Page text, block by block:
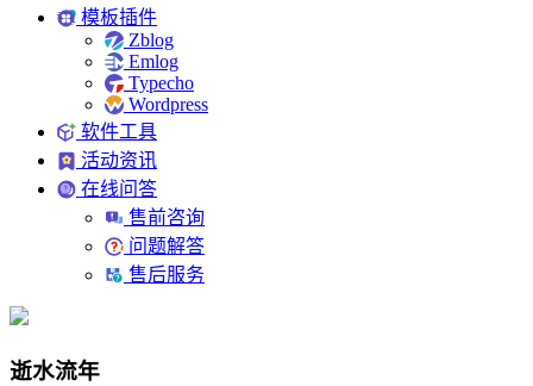
模板插件
Zblog
Emlog
Typecho
Wordpress
软件工具
活动资讯
在线问答
售前咨询
问题解答
售后服务
逝水流年